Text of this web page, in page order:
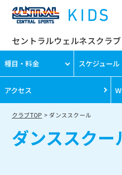
セントラルウェルネスクラ
種目・料金 スケジュール
アクセス
クラブTOP ダンススクール
ダンススクー